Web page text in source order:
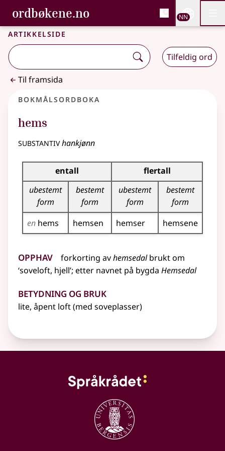
Gå til hovudinnhald
Tilgjenge
ordbøkene.no, Bokmålsordboka og
Bokmålsordboka og Nynorskordboka
NN
Artikkelside
Tilfeldig ord
Til framsida
Bokmålsordboka
hems
substantivhankjønn
Bøyingstabell for dette substantivet
entall
flertall
ubestemt
form
bestemt
form
ubestemt
form
bestemt
form
en hems hemsen hemser hemsene
Opphav forkorting avhemsedalbrukt om
‘soveloft, hjell’; etter navnet på bygda Hemsedal
Betydning og bruk
lite, åpent loft (med soveplasser)